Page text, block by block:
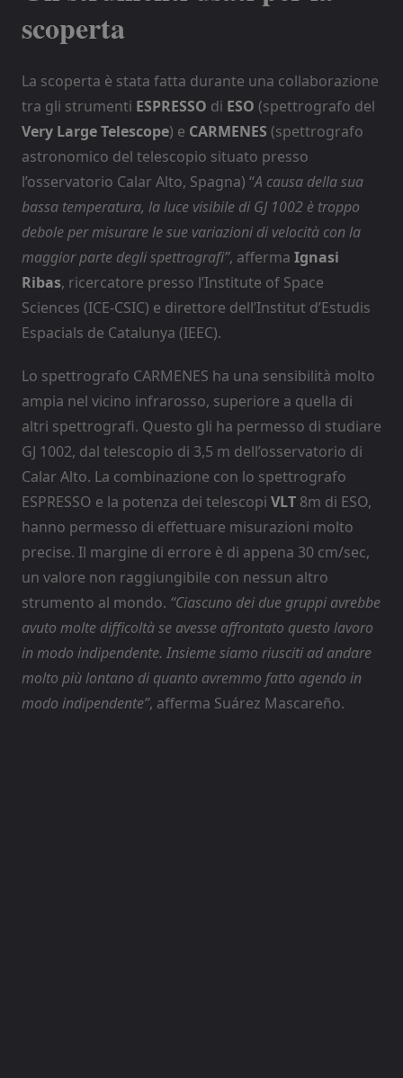
scoperta
La scoperta è stata fatta durante una collaborazione
tra gli strumenti ESPRESSO di ESO (spettrografo del
Very Large Telescope) e CARMENES (spettrografo
astronomico del telescopio situato presso
l’osservatorio Calar Alto, Spagna) “A causa della sua
bassa temperatura, la luce visibile di GJ 1002 è troppo
debole per misurare le sue variazioni di velocità con la
maggior parte degli spettrografi”, afferma Ignasi
Ribas, ricercatore presso l’Institute of Space
Sciences (ICE-CSIC) e direttore dell’Institut d’Estudis
Espacials de Catalunya (IEEC).
Lo spettrografo CARMENES ha una sensibilità molto
ampia nel vicino infrarosso, superiore a quella di
altri spettrografi. Questo gli ha permesso di studiare
GJ 1002, dal telescopio di 3,5 m dell’osservatorio di
Calar Alto. La combinazione con lo spettrografo
ESPRESSO e la potenza dei telescopi VLT 8m di ESO,
hanno permesso di effettuare misurazioni molto
precise. Il margine di errore è di appena 30 cm/sec,
un valore non raggiungibile con nessun altro
strumento al mondo. “Ciascuno dei due gruppi avrebbe
avuto molte difficoltà se avesse affrontato questo lavoro
in modo indipendente. Insieme siamo riusciti ad andare
molto più lontano di quanto avremmo fatto agendo in
modo indipendente”, afferma Suárez Mascareño.